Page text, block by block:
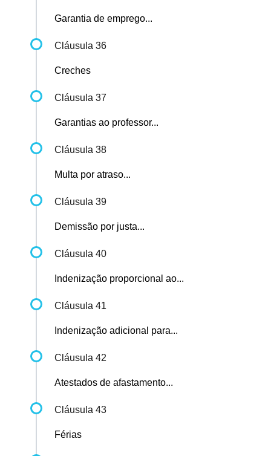
Garantia de emprego...
Cláusula 36
Creches
Cláusula 37
Garantias ao professor...
Cláusula 38
Multa por atraso...
Cláusula 39
Demissão por justa...
Cláusula 40
Indenização proporcional ao...
Cláusula 41
Indenização adicional para...
Cláusula 42
Atestados de afastamento...
Cláusula 43
Férias